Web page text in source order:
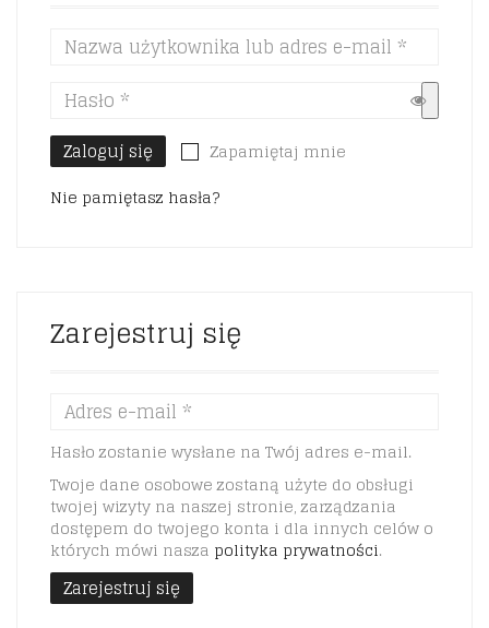
Zaloguj się
Zapamiętaj mnie
Nie pamiętasz hasła?
Zarejestruj się
Hasło zostanie wysłane na Twój adres e-mail.
Twoje dane osobowe zostaną użyte do obsługi
twojej wizyty na naszej stronie, zarządzania
dostępem do twojego konta i dla innych celów o
których mówi nasza polityka prywatności.
Zarejestruj się